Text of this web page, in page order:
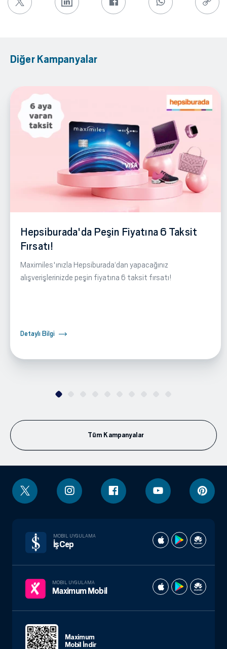
Diğer Kampanyalar
Hepsiburada'da Peşin Fiyatına 6 Taksit
Fırsatı!
Maximiles'ınızla Hepsiburada‘dan yapacağınız
alışverişlerinizde peşin fiyatına 6 taksit fırsatı!
Detaylı Bilgi
Tüm Kampanyalar
MOBIL UYGULAMA
İşCep
MOBIL UYGULAMA
Maximum Mobil
Maximum
Mobil İndir